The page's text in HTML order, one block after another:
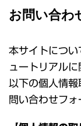
お問い合わ
本サイトにつ
ュートリアルに
以下の個人情
問い合わせフォ